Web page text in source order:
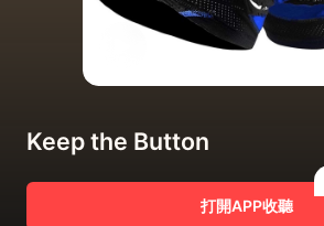
Keep the Button
打開APP收聽